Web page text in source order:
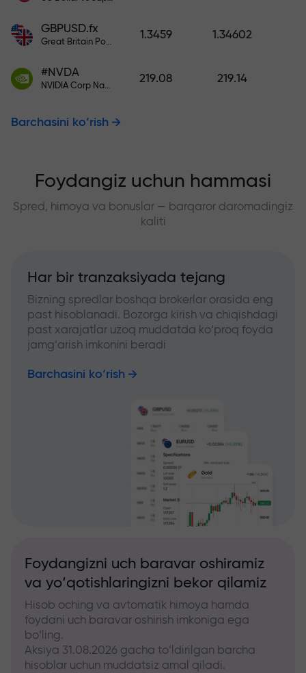
GBPUSD.fx
Great Britain Pound vs US Dollar
1.3459 1.34602
#NVDA
NVIDIA Corp Nasdaq Stock Exchange (Nasdaq) USD
219.08 219.14
Barchasini ko‘rish
Foydangiz uchun hammasi
Spred, himoya va bonuslar — barqaror daromadingiz
kaliti
Har bir tranzaksiyada tejang
Bizning spredlar boshqa brokerlar orasida eng
past hisoblanadi. Bozorga kirish va chiqishdagi
past xarajatlar uzoq muddatda ko‘proq foyda
jamg‘arish imkonini beradi
Barchasini ko‘rish
Foydangizni uch baravar oshiramiz
va yo‘qotishlaringizni bekor qilamiz
Hisob oching va avtomatik himoya hamda
foydani uch baravar oshirish imkoniga ega
bo‘ling.
Aksiya 31.08.2026 gacha to‘ldirilgan barcha
hisoblar uchun muddatsiz amal qiladi.